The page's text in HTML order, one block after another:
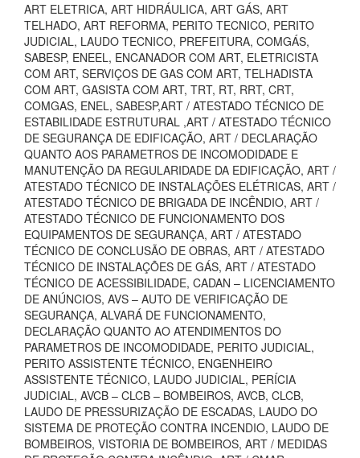
ART ELETRICA, ART HIDRÁULICA, ART GÁS, ART
TELHADO, ART REFORMA, PERITO TECNICO, PERITO
JUDICIAL, LAUDO TECNICO, PREFEITURA, COMGÁS,
SABESP, ENEEL, ENCANADOR COM ART, ELETRICISTA
COM ART, SERVIÇOS DE GAS COM ART, TELHADISTA
COM ART, GASISTA COM ART, TRT, RT, RRT, CRT,
COMGAS, ENEL, SABESP,ART / ATESTADO TÉCNICO DE
ESTABILIDADE ESTRUTURAL ,ART / ATESTADO TÉCNICO
DE SEGURANÇA DE EDIFICAÇÃO, ART / DECLARAÇÃO
QUANTO AOS PARAMETROS DE INCOMODIDADE E
MANUTENÇÃO DA REGULARIDADE DA EDIFICAÇÃO, ART /
ATESTADO TÉCNICO DE INSTALAÇÕES ELÉTRICAS, ART /
ATESTADO TÉCNICO DE BRIGADA DE INCÊNDIO, ART /
ATESTADO TÉCNICO DE FUNCIONAMENTO DOS
EQUIPAMENTOS DE SEGURANÇA, ART / ATESTADO
TÉCNICO DE CONCLUSÃO DE OBRAS, ART / ATESTADO
TÉCNICO DE INSTALAÇÕES DE GÁS, ART / ATESTADO
TÉCNICO DE ACESSIBILIDADE, CADAN – LICENCIAMENTO
DE ANÚNCIOS, AVS – AUTO DE VERIFICAÇÃO DE
SEGURANÇA, ALVARÁ DE FUNCIONAMENTO,
DECLARAÇÃO QUANTO AO ATENDIMENTOS DO
PARAMETROS DE INCOMODIDADE, PERITO JUDICIAL,
PERITO ASSISTENTE TÉCNICO, ENGENHEIRO
ASSISTENTE TÉCNICO, LAUDO JUDICIAL, PERÍCIA
JUDICIAL, AVCB – CLCB – BOMBEIROS, AVCB, CLCB,
LAUDO DE PRESSURIZAÇÃO DE ESCADAS, LAUDO DO
SISTEMA DE PROTEÇÃO CONTRA INCENDIO, LAUDO DE
BOMBEIROS, VISTORIA DE BOMBEIROS, ART / MEDIDAS